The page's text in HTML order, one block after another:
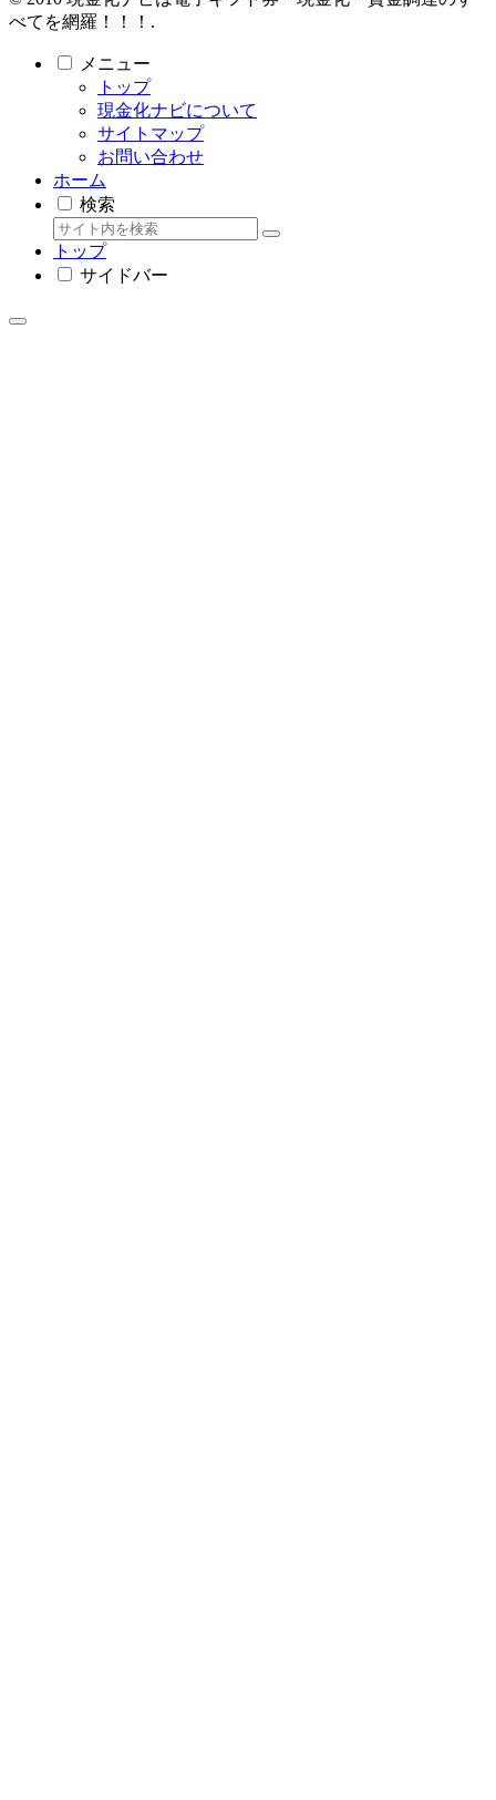
べてを網羅！！！.
メニュー
トップ
現金化ナビについて
サイトマップ
お問い合わせ
ホーム
検索
トップ
サイドバー